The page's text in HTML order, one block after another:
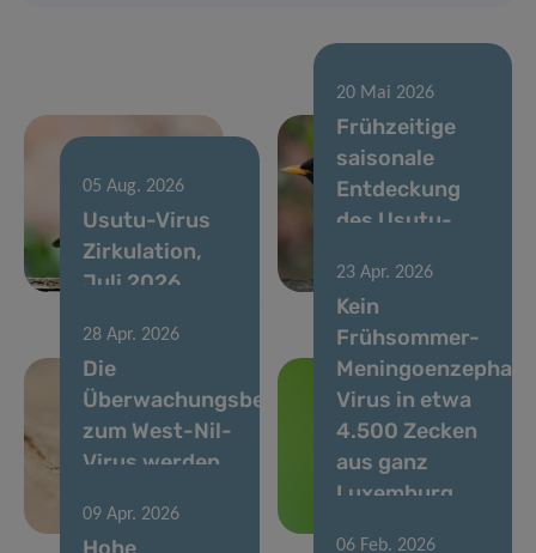
05 Aug. 2026
Usutu-Virus
Zirkulation,
Juli 2026
20 Mai 2026
Frühzeitige
saisonale
Entdeckung
des Usutu-
2026
28 Apr. 2026
Die
Überwachungsbemühungen
zum West-Nil-
Virus werden
verstärkt
23 Apr. 2026
Kein
Frühsommer-
Virus in etwa
4.500 Zecken
aus ganz
Luxemburg
09 Apr. 2026
06 Feb. 2026